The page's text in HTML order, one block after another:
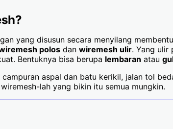
yang disusun secara menyilang
polos dan wiremesh ulir. Yang ulir
Bentuknya bisa berupa lembaran atau
aspal dan batu kerikil, jalan tol
lah yang bikin itu semua mungkin.